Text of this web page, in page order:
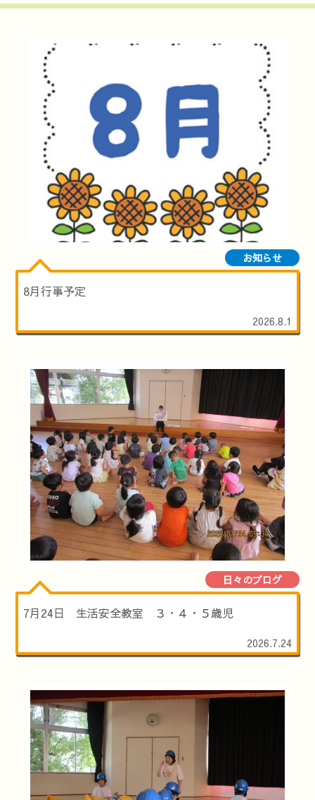
お知らせ
8月行事予定
2026.8.1
日々のブログ
7月24日 生活安全教室 ３・４・５歳児
2026.7.24